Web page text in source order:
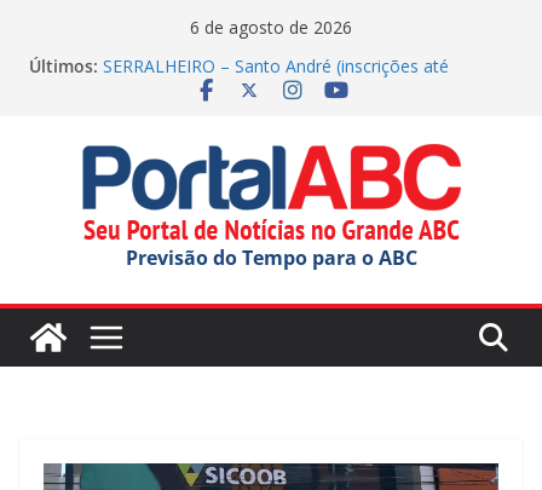
6 de agosto de 2026
Últimos: SERRALHEIRO – Santo André (inscrições até
Parque Tecnológico de Santo André oferece tour
gratuito
Festival do Chocolate terá shows infantis aos
domingos
Incêndio em indústria química mobiliza apoio do
estado
Previsão do Tempo para o ABC